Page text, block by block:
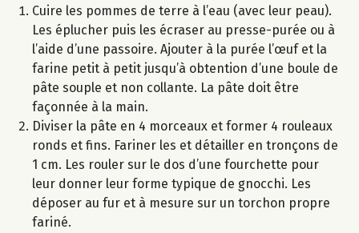
Cuire les pommes de terre à l’eau (avec leur peau).
Les éplucher puis les écraser au presse-purée ou à
l’aide d’une passoire. Ajouter à la purée l’œuf et la
farine petit à petit jusqu’à obtention d’une boule de
pâte souple et non collante. La pâte doit être
façonnée à la main.
Diviser la pâte en 4 morceaux et former 4 rouleaux
ronds et fins. Fariner les et détailler en tronçons de
1 cm. Les rouler sur le dos d’une fourchette pour
leur donner leur forme typique de gnocchi. Les
déposer au fur et à mesure sur un torchon propre
fariné.